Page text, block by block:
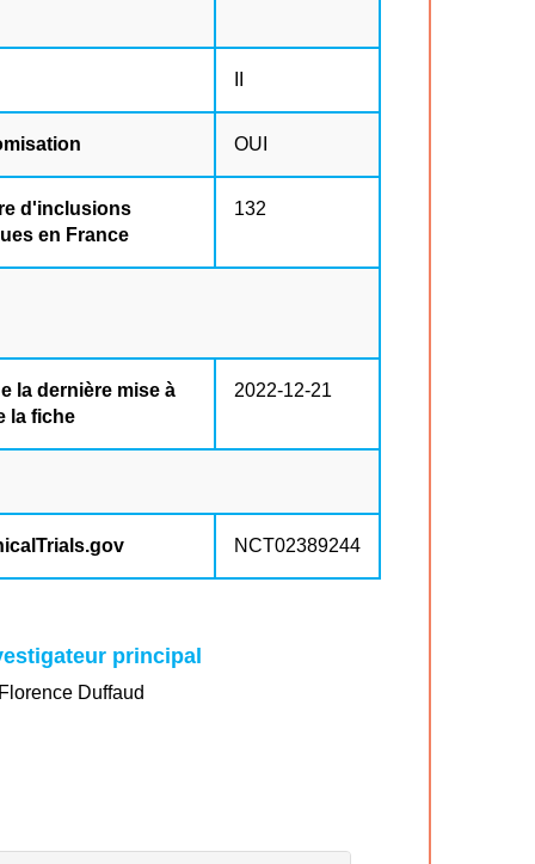
OUI
d'inclusions
en France
132
la dernière mise à
la fiche
2022-12-21
NCT02389244
principal
Duffaud